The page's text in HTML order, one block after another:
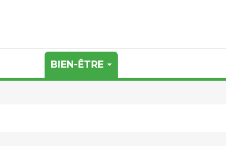
BIEN-ÊTRE